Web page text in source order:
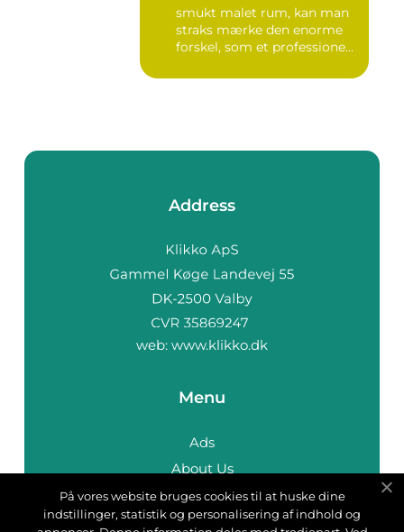
smukt malet rum, kan man
straks mærke den enorme
forskel, som et professione...
Address
web: www.klikko.dk
Menu
Ads
About Us
Cookies
Contact
På vores website bruges cookies til at huske dine
indstillinger, statistik og personalisering af indhold og